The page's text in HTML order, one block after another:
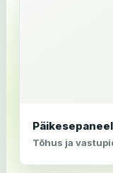
Tõhus ja